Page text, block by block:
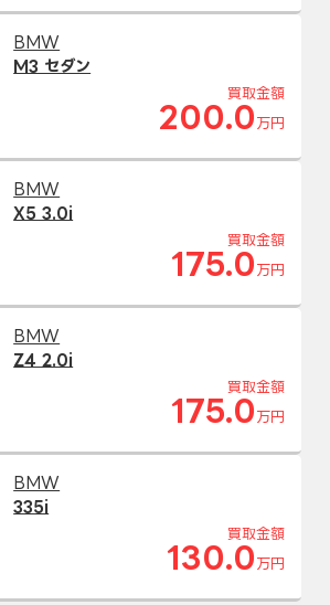
BMW
M3 セダン
買取金額
200.0 万円
BMW
X5 3.0i
買取金額
175.0 万円
BMW
Z4 2.0i
買取金額
175.0 万円
BMW
335i
買取金額
130.0 万円